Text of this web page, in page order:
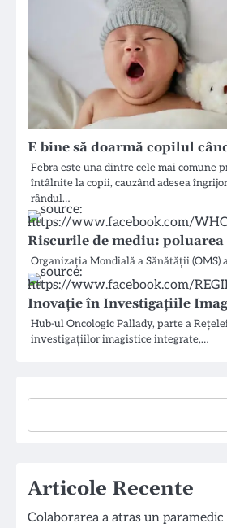
E bine să doarmă copilul
Febra este una dintre cele mai comune
întâlnite la copii, cauzând adesea
rândul…
Riscurile de mediu: poluarea
Organizația Mondială a Sănătății
Inovație în Investigațiile
Hub-ul Oncologic Pallady, parte a
investigațiilor imagistice integrate,…
Articole Recente
Colaborarea a atras un